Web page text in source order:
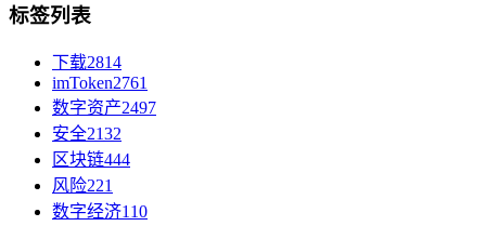
标签列表
下载2814
imToken2761
数字资产2497
安全2132
区块链444
风险221
数字经济110